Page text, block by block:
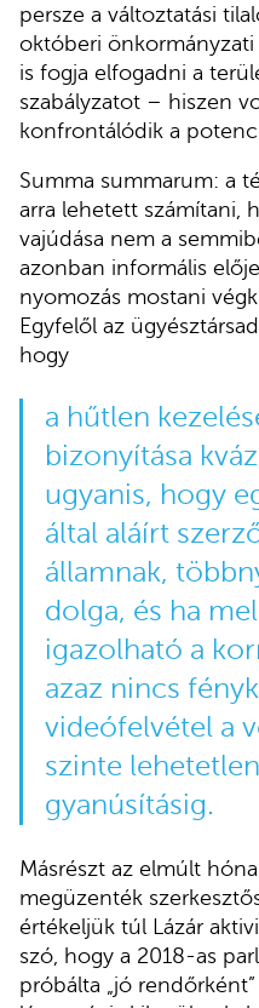
persze a változtatási
októberi önkormányzati
is fogja elfogadni a
szabályzatot – hiszen
konfrontálódik a
Summa summarum: a
arra lehetett számítani,
vajúdása nem a
azonban informális
nyomozás mostani
Egyfelől az
hogy
a hűtlen
bizonyítása
ugyanis, hogy
által aláírt
államnak,
dolga, és ha
igazolható a
azaz nincs
videófelvétel a
szinte
gyanúsításig.
Másrészt az elmúlt
megüzenték
értékeljük túl Lázár
szó, hogy a 2018-as
próbálta „jó